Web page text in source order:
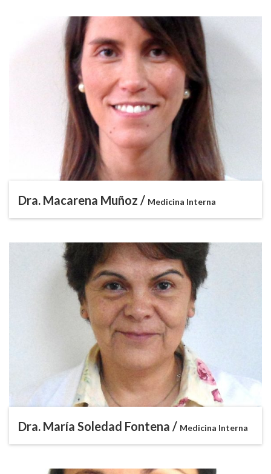
Dra. Macarena Muñoz / Medicina Interna
Dra. María Soledad Fontena / Medicina Interna